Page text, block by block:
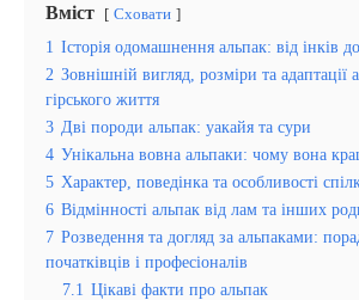
Вміст Сховати
1 Історія одомашнення альпак: від інків
2 Зовнішній вигляд, розміри та адаптації
гірського життя
3 Дві породи альпак: уакайя та сури
4 Унікальна вовна альпаки: чому вона
5 Характер, поведінка та особливості
6 Відмінності альпак від лам та інших
7 Розведення та догляд за альпаками:
початківців і професіоналів
7.1 Цікаві факти про альпак